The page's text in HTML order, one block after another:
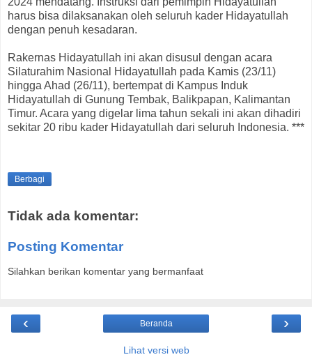
harus bisa dilaksanakan oleh seluruh kader Hidayatullah
dengan penuh kesadaran.
Rakernas Hidayatullah ini akan disusul dengan acara
Silaturahim Nasional Hidayatullah pada Kamis (23/11)
hingga Ahad (26/11), bertempat di Kampus Induk
Hidayatullah di Gunung Tembak, Balikpapan, Kalimantan
Timur. Acara yang digelar lima tahun sekali ini akan dihadiri
sekitar 20 ribu kader Hidayatullah dari seluruh Indonesia. ***
Berbagi
Tidak ada komentar:
Posting Komentar
Silahkan berikan komentar yang bermanfaat
‹ ›
Beranda
Lihat versi web